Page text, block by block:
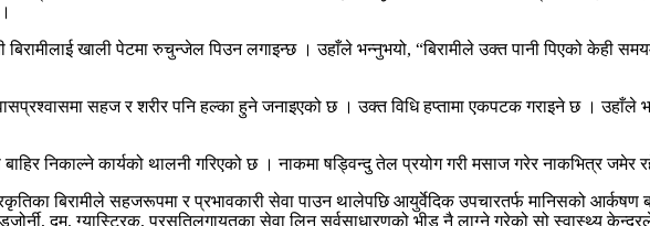
खाली पेटमा रुचुन्जेल पिउन लगाइन्छ । उहाँले भन्नुभयो, “बिरामीले उक्त पानी पिएको केही
सहज र शरीर पनि हल्का हुने जनाइएको छ । उक्त विधि हप्तामा एकपटक गराइने छ । उहाँले
निकाल्ने कार्यको थालनी गरिएको छ । नाकमा षड्विन्दु तेल प्रयोग गरी मसाज गरेर नाकभित्र
बिरामीले सहजरूपमा र प्रभावकारी सेवा पाउन थालेपछि आयुर्वेदिक उपचारतर्फ मानिसको
दम, ग्यास्ट्रिक, प्रसूतिलगायतका सेवा लिन सर्वसाधारणको भीड नै लाग्ने गरेको सो स्वास्थ्य